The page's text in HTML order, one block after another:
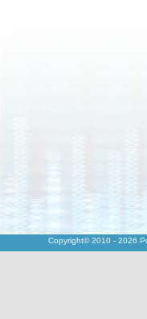
Copyright© 2010 - 2026